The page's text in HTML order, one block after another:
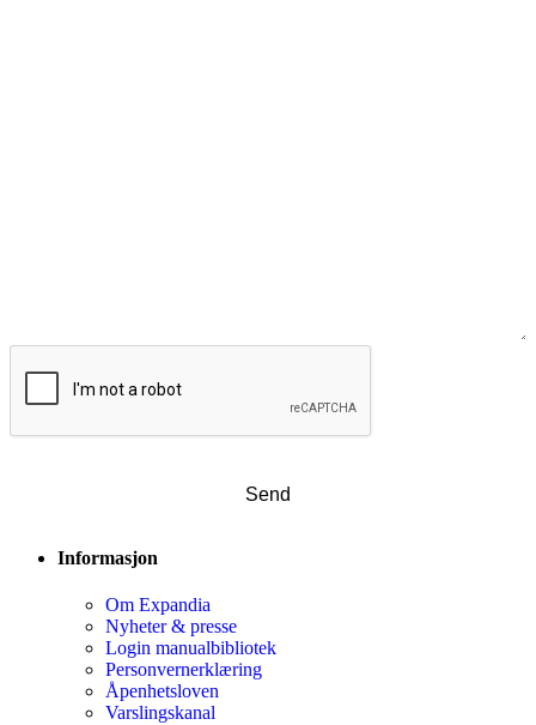
CAPTCHA
Informasjon
Om Expandia
Nyheter & presse
Login manualbibliotek
Personvernerklæring
Åpenhetsloven
Varslingskanal